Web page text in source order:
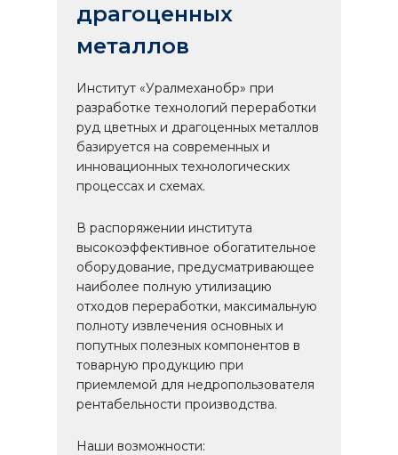
драгоценных
металлов
Институт «Уралмеханобр» при
разработке технологий переработки
руд цветных и драгоценных металлов
базируется на современных и
инновационных технологических
процессах и схемах.
В распоряжении института
высокоэффективное обогатительное
оборудование, предусматривающее
наиболее полную утилизацию
отходов переработки, максимальную
полноту извлечения основных и
попутных полезных компонентов в
товарную продукцию при
приемлемой для недропользователя
рентабельности производства.
Наши возможности: